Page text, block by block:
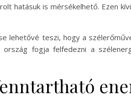
hatásuk is mérsékelhető. Ezen
lehetővé teszi, hogy a
fogja felfedezni a